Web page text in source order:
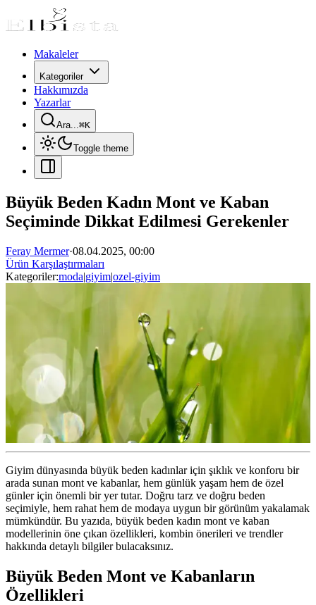
Makaleler
Kategoriler
Hakkımızda
Yazarlar
Ara...⌘K
Toggle theme
Büyük Beden Kadın Mont ve Kaban
Seçiminde Dikkat Edilmesi Gerekenler
Feray Mermer·08.04.2025, 00:00
Ürün Karşılaştırmaları
Kategoriler:moda|giyim|ozel-giyim
Giyim dünyasında büyük beden kadınlar için şıklık ve konforu bir
arada sunan mont ve kabanlar, hem günlük yaşam hem de özel
günler için önemli bir yer tutar. Doğru tarz ve doğru beden
seçimiyle, hem rahat hem de modaya uygun bir görünüm yakalamak
mümkündür. Bu yazıda, büyük beden kadın mont ve kaban
modellerinin öne çıkan özellikleri, kombin önerileri ve trendler
hakkında detaylı bilgiler bulacaksınız.
Büyük Beden Mont ve Kabanların
Özellikleri